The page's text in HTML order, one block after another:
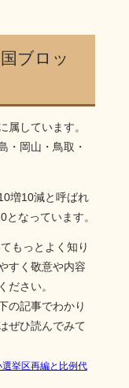
ブロッ
属しています。
・岡山・鳥取・
増10減と呼ばれ
なっています。
もっとよく知り
すく敬意や内容
ださい。
の記事でわかり
ぜひ読んでみて
挙区再編と比例代